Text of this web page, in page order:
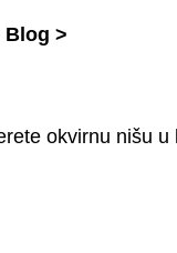
Blog >
okvirnu nišu